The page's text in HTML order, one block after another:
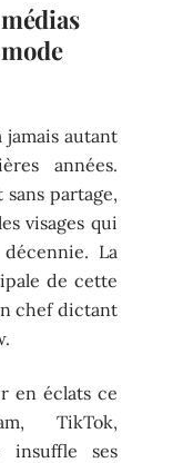
jamais autant
années.
partage,
visages qui
La
de cette
chef dictant
en éclats ce
TikTok,
insuffle ses